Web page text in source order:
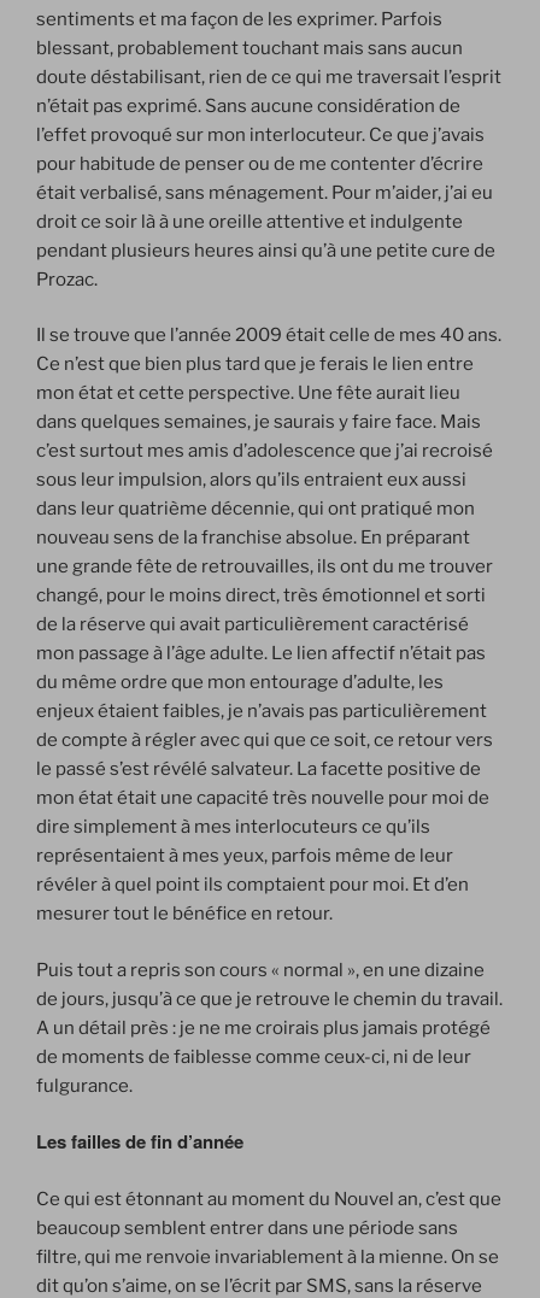
sentiments et ma façon de les exprimer. Parfois
blessant, probablement touchant mais sans aucun
doute déstabilisant, rien de ce qui me traversait l’esprit
n’était pas exprimé. Sans aucune considération de
l’effet provoqué sur mon interlocuteur. Ce que j’avais
pour habitude de penser ou de me contenter d’écrire
était verbalisé, sans ménagement. Pour m’aider, j’ai eu
droit ce soir là à une oreille attentive et indulgente
pendant plusieurs heures ainsi qu’à une petite cure de
Prozac.
Il se trouve que l’année 2009 était celle de mes 40 ans.
Ce n’est que bien plus tard que je ferais le lien entre
mon état et cette perspective. Une fête aurait lieu
dans quelques semaines, je saurais y faire face. Mais
c’est surtout mes amis d’adolescence que j’ai recroisé
sous leur impulsion, alors qu’ils entraient eux aussi
dans leur quatrième décennie, qui ont pratiqué mon
nouveau sens de la franchise absolue. En préparant
une grande fête de retrouvailles, ils ont du me trouver
changé, pour le moins direct, très émotionnel et sorti
de la réserve qui avait particulièrement caractérisé
mon passage à l’âge adulte. Le lien affectif n’était pas
du même ordre que mon entourage d’adulte, les
enjeux étaient faibles, je n’avais pas particulièrement
de compte à régler avec qui que ce soit, ce retour vers
le passé s’est révélé salvateur. La facette positive de
mon état était une capacité très nouvelle pour moi de
dire simplement à mes interlocuteurs ce qu’ils
représentaient à mes yeux, parfois même de leur
révéler à quel point ils comptaient pour moi. Et d’en
mesurer tout le bénéfice en retour.
Puis tout a repris son cours « normal », en une dizaine
de jours, jusqu’à ce que je retrouve le chemin du travail.
A un détail près : je ne me croirais plus jamais protégé
de moments de faiblesse comme ceux-ci, ni de leur
fulgurance.
Les failles de fin d’année
Ce qui est étonnant au moment du Nouvel an, c’est que
beaucoup semblent entrer dans une période sans
filtre, qui me renvoie invariablement à la mienne. On se
dit qu’on s’aime, on se l’écrit par SMS, sans la réserve